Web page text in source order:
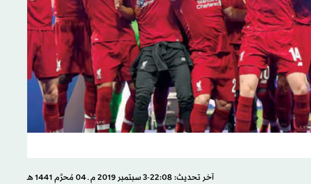
آخر تحديث: 22:08-3 سبتمبر 2019 م ـ 04 مُحرَّم 1441 هـ